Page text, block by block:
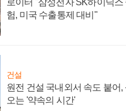
로이터 "삼성전자 SK하이닉스
험, 미국 수출통제 대비"
건설
원전 건설 국내외서 속도 붙어
오는 '약속의 시간'